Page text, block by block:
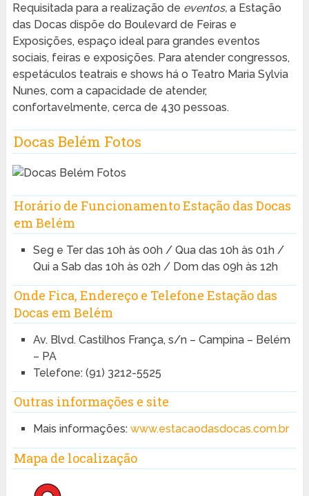
Requisitada para a realização de eventos,a Estação
das Docas dispõe do Boulevard de Feiras e
Exposições, espaço ideal para grandes eventos
sociais, feiras e exposições. Para atender congressos,
espetáculos teatrais e shows há o Teatro Maria Sylvia
Nunes, com a capacidade de atender,
confortavelmente, cerca de 430 pessoas.
Docas Belém Fotos
Horário de Funcionamento Estação das Docas
em Belém
Seg e Ter das 10h às 00h / Qua das 10h às 01h /
Qui a Sab das 10h às 02h / Dom das 09h às 12h
Onde Fica, Endereço e Telefone Estação das
Docas em Belém
Av. Blvd. Castilhos França, s/n – Campina – Belém
– PA
Telefone: (91) 3212-5525
Outras informações e site
Mais informações: www.estacaodasdocas.com.br
Mapa de localização